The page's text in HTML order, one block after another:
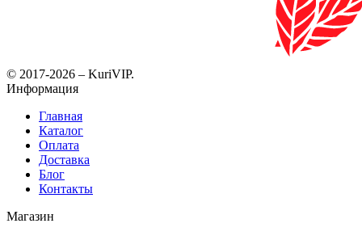
© 2017-2026 – KuriVIP.
Информация
Главная
Каталог
Оплата
Доставка
Блог
Контакты
Магазин